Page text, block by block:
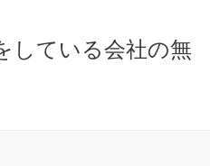
している会社の無